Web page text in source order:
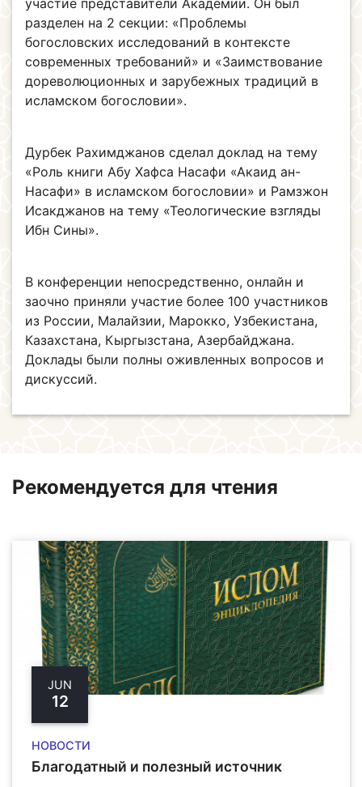
разделен на 2 секции: «Проблемы
богословских исследований в контексте
современных требований» и «Заимствование
дореволюционных и зарубежных традиций в
исламском богословии».
Дурбек Рахимджанов сделал доклад на тему
«Роль книги Абу Хафса Насафи «Акаид ан-
Насафи» в исламском богословии» и Рамзжон
Исакджанов на тему «Теологические взгляды
Ибн Сины».
В конференции непосредственно, онлайн и
заочно приняли участие более 100 участников
из России, Малайзии, Марокко, Узбекистана,
Казахстана, Кыргызстана, Азербайджана.
Доклады были полны оживленных вопросов и
дискуссий.
Рекомендуется для чтения
JUN
12
НОВОСТИ
Благодатный и полезный источник